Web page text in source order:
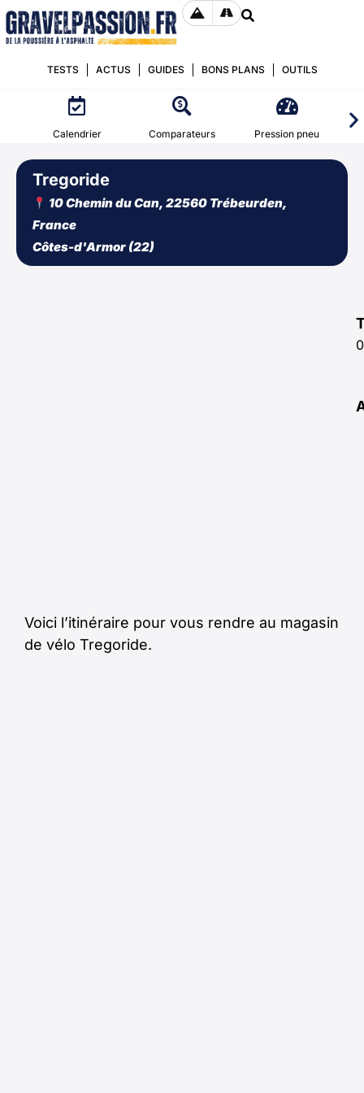
TESTS ACTUS GUIDES BONS PLANS OUTILS
Calendrier Comparateurs Pression pneu
Tregoride
10 Chemin du Can, 22560 Trébeurden,
France
Côtes-d'Armor (22)
Voici l’itinéraire pour vous rendre au magasin
de vélo Tregoride.